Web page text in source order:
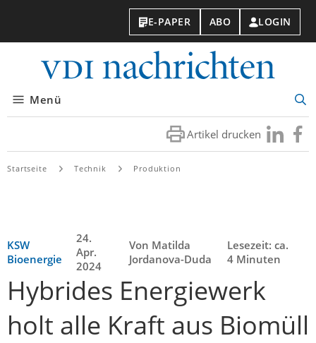
E-PAPER ABO LOGIN
Menü
Artikel drucken Besuchen
Sie
Sie
Startseite Technik Produktion
KSW
Bioenergie
24.
Apr.
2024
Von Matilda
Jordanova-Duda
Lesezeit: ca.
4 Minuten
Hybrides Energiewerk
holt alle Kraft aus Biomüll